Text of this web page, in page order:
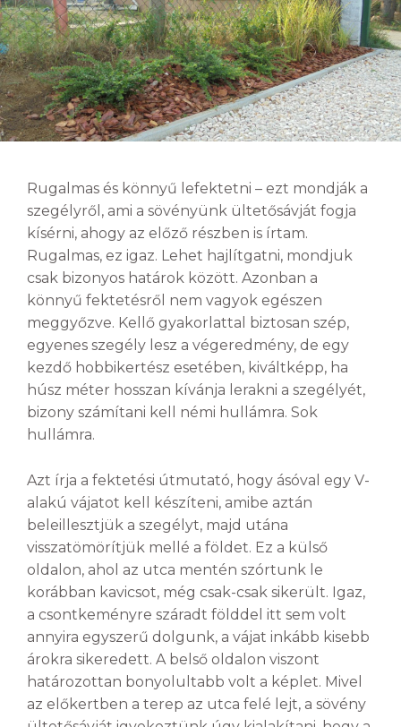
Rugalmas és könnyű lefektetni – ezt mondják a
szegélyről, ami a sövényünk ültetősávját fogja
kísérni, ahogy az előző részben is írtam.
Rugalmas, ez igaz. Lehet hajlítgatni, mondjuk
csak bizonyos határok között. Azonban a
könnyű fektetésről nem vagyok egészen
meggyőzve. Kellő gyakorlattal biztosan szép,
egyenes szegély lesz a végeredmény, de egy
kezdő hobbikertész esetében, kiváltképp, ha
húsz méter hosszan kívánja lerakni a szegélyét,
bizony számítani kell némi hullámra. Sok
hullámra.
Azt írja a fektetési útmutató, hogy ásóval egy V-
alakú vájatot kell készíteni, amibe aztán
beleillesztjük a szegélyt, majd utána
visszatömörítjük mellé a földet. Ez a külső
oldalon, ahol az utca mentén szórtunk le
korábban kavicsot, még csak-csak sikerült. Igaz,
a csontkeményre száradt földdel itt sem volt
annyira egyszerű dolgunk, a vájat inkább kisebb
árokra sikeredett. A belső oldalon viszont
határozottan bonyolultabb volt a képlet. Mivel
az előkertben a terep az utca felé lejt, a sövény